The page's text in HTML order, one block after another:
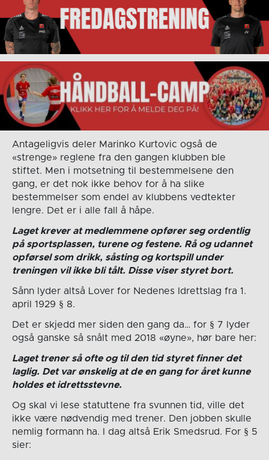
Antageligvis deler Marinko Kurtovic også de
«strenge» reglene fra den gangen klubben ble
stiftet. Men i motsetning til bestemmelsene den
gang, er det nok ikke behov for å ha slike
bestemmelser som endel av klubbens vedtekter
lengre. Det er i alle fall å håpe.
Laget krever at medlemmene opfører seg ordentlig
på sportsplassen, turene og festene. Rå og udannet
opførsel som drikk, såsting og kortspill under
treningen vil ikke bli tålt. Disse viser styret bort.
Sånn lyder altså Lover for Nedenes Idrettslag fra 1.
april 1929 § 8.
Det er skjedd mer siden den gang da… for § 7 lyder
også ganske så snålt med 2018 «øyne», hør bare her:
Laget trener så ofte og til den tid styret finner det
laglig. Det var ønskelig at de en gang for året kunne
holdes et idrettsstevne.
Og skal vi lese statuttene fra svunnen tid, ville det
ikke være nødvendig med trener. Den jobben skulle
nemlig formann ha. I dag altså Erik Smedsrud. For § 5
sier: